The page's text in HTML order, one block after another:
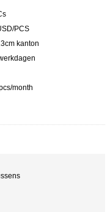
PCS
kanton
month